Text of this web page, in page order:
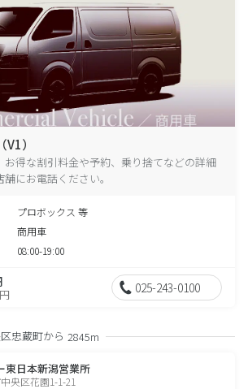
）
お得な割引料金や予約、乗り捨てなどの詳細
にお電話ください。
プロボックス 等
商用車
08:00-19:00
025-243-0100
忠蔵町から 2845m
東日本新潟営業所
央区花園1-1-21